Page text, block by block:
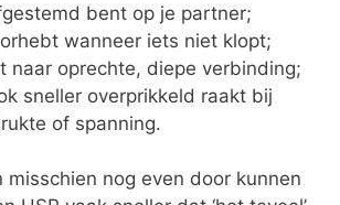
bent op je partner;
wanneer iets niet klopt;
naar oprechte, diepe verbinding;
sneller overprikkeld raakt bij
of spanning.
misschien nog even door kunnen